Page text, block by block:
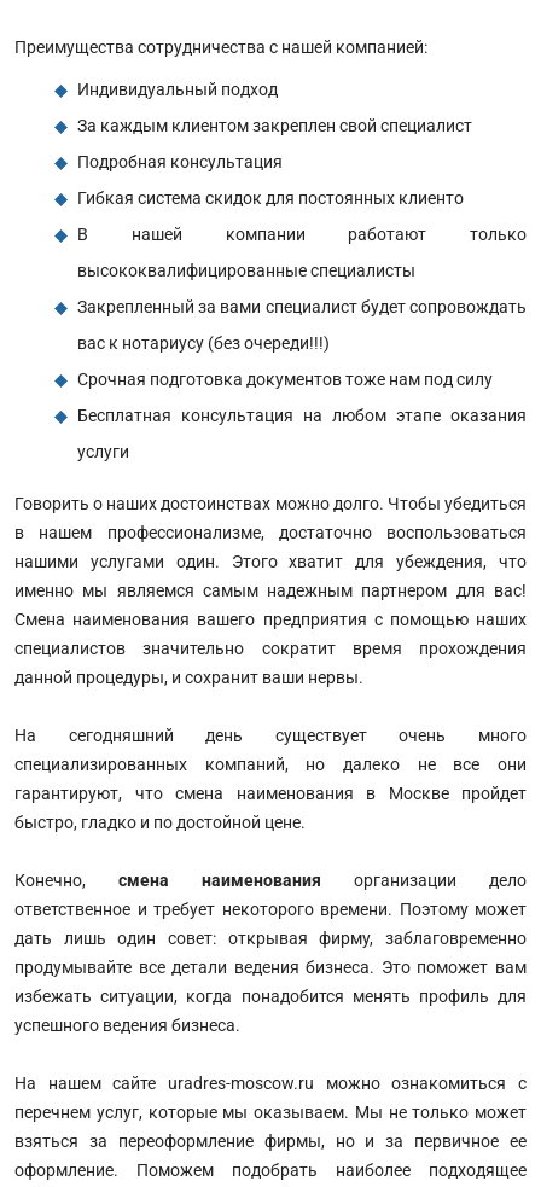
Преимущества сотрудничества с нашей компанией:
Индивидуальный подход
За каждым клиентом закреплен свой специалист
Подробная консультация
Гибкая система скидок для постоянных клиенто
В нашей компании работают только
высококвалифицированные специалисты
Закрепленный за вами специалист будет сопровождать
вас к нотариусу (без очереди!!!)
Срочная подготовка документов тоже нам под силу
Бесплатная консультация на любом этапе оказания
услуги
Говорить о наших достоинствах можно долго. Чтобы убедиться
в нашем профессионализме, достаточно воспользоваться
нашими услугами один. Этого хватит для убеждения, что
именно мы являемся самым надежным партнером для вас!
Смена наименования вашего предприятия с помощью наших
специалистов значительно сократит время прохождения
данной процедуры, и сохранит ваши нервы.
На сегодняшний день существует очень много
специализированных компаний, но далеко не все они
гарантируют, что смена наименования в Москве пройдет
быстро, гладко и по достойной цене.
Конечно, смена наименования организации дело
ответственное и требует некоторого времени. Поэтому может
дать лишь один совет: открывая фирму, заблаговременно
продумывайте все детали ведения бизнеса. Это поможет вам
избежать ситуации, когда понадобится менять профиль для
успешного ведения бизнеса.
На нашем сайте uradres-moscow.ru можно ознакомиться с
перечнем услуг, которые мы оказываем. Мы не только может
взяться за переоформление фирмы, но и за первичное ее
оформление. Поможем подобрать наиболее подходящее